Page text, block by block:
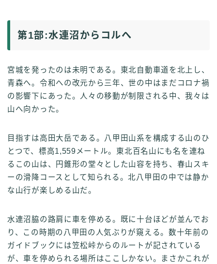
第1部:水連沼からコルへ
宮城を発ったのは未明である。東北自動車道を北上し、
青森へ。令和への改元から三年、世の中はまだコロナ禍
の影響下にあった。人々の移動が制限される中、我々は
山へ向かった。
目指すは高田大岳である。八甲田山系を構成する山のひ
とつで、標高1,559メートル。東北百名山にも名を連ね
るこの山は、円錐形の堂々とした山容を持ち、春山スキ
ーの滑降コースとして知られる。北八甲田の中では静か
な山行が楽しめる山だ。
水連沼脇の路肩に車を停める。既に十台ほどが並んでお
り、この時期の八甲田の人気ぶりが窺える。数十年前の
ガイドブックには笠松峠からのルートが記されている
が、車を停められる場所はここしかない。まさかこれが